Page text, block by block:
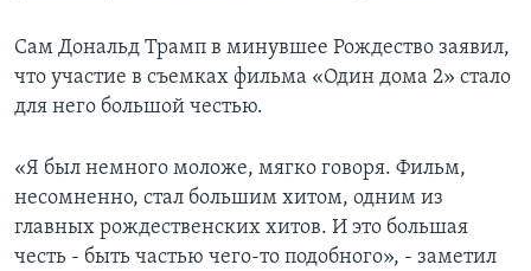
Сам Дональд Трамп в минувшее Рождество заявил,
что участие в съемках фильма «Один дома 2» стало
для него большой честью.
«Я был немного моложе, мягко говоря. Фильм,
несомненно, стал большим хитом, одним из
главных рождественских хитов. И это большая
честь - быть частью чего-то подобного», - заметил